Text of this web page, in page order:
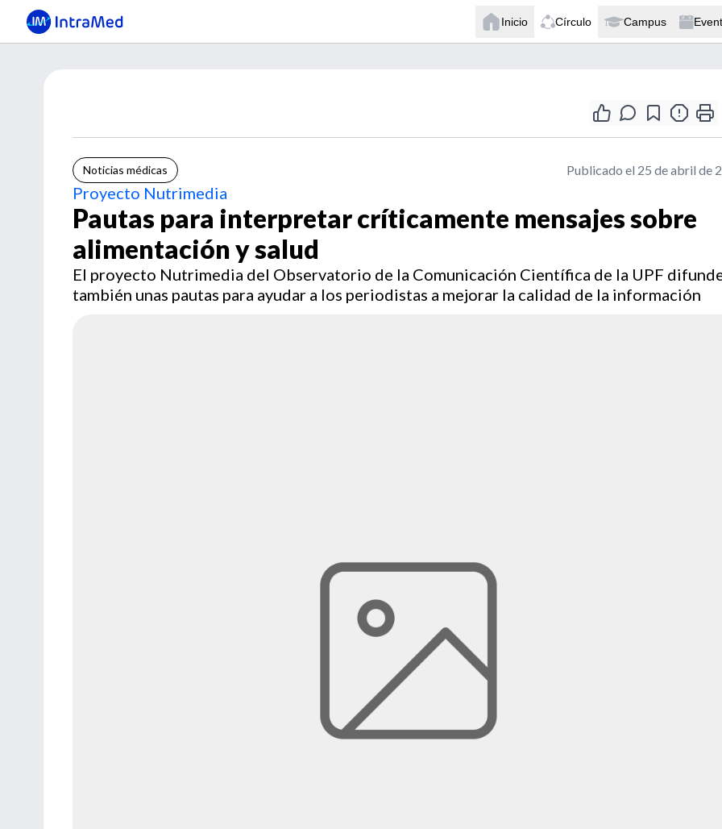
Inicio Círculo Campus
Noticias médicas Publicado el 25 de abril de
Proyecto Nutrimedia
Pautas para interpretar críticamente mensajes sobre
alimentación y salud
El proyecto Nutrimedia del Observatorio de la Comunicación Científica de la UPF
también unas pautas para ayudar a los periodistas a mejorar la calidad de la información